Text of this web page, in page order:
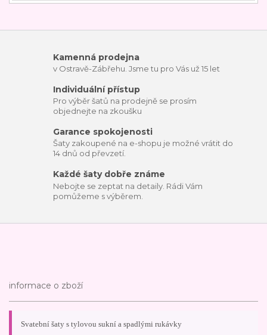
Kamenná prodejna
v Ostravě-Zábřehu. Jsme tu pro Vás už 15 let
Individuální přístup
Pro výběr šatů na prodejně se prosím
objednejte na zkoušku
Garance spokojenosti
Šaty zakoupené na e-shopu je možné vrátit do
14 dnů od převzetí.
Každé šaty dobře známe
Nebojte se zeptat na detaily. Rádi Vám
pomůžeme s výběrem.
informace o zboží
Svatební šaty s tylovou sukní a spadlými rukávky